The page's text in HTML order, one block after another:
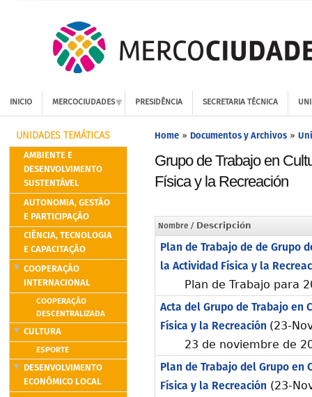
INICIO MERCOCIUDADES PRESIDÊNCIA SECRETARIA TÉCNICA
UNIDADES TEMÁTICAS
AMBIENTE E
DESENVOLVIMENTO
SUSTENTÁVEL
AUTONOMIA, GESTÃO
E PARTICIPAÇÃO
CIÊNCIA, TECNOLOGIA
E CAPACITAÇÃO
COOPERAÇÃO
INTERNACIONAL
COOPERAÇÃO
DESCENTRALIZADA
CULTURA
ESPORTE
DESENVOLVIMENTO
ECONÔMICO LOCAL
Home » Documentos y Archivos »
Grupo de Trabajo en
Física y la Recreación
Nombre / Descripción
Plan de Trabajo de de Grupo
la Actividad Física y la
Plan de Trabajo para
Acta del Grupo de Trabajo
Física y la Recreación (23-
23 de noviembre de
Plan de Trabajo del Grupo
Física y la Recreación (23-